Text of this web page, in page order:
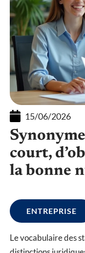
15/06/2026
court,
la bonne
ENTREPRISE
Le vocabulaire des